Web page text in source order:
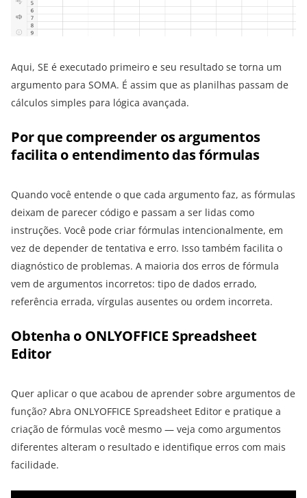
Aqui, SE é executado primeiro e seu resultado se torna um
argumento para SOMA. É assim que as planilhas passam de
cálculos simples para lógica avançada.
Por que compreender os argumentos
facilita o entendimento das fórmulas
Quando você entende o que cada argumento faz, as fórmulas
deixam de parecer código e passam a ser lidas como
instruções. Você pode criar fórmulas intencionalmente, em
vez de depender de tentativa e erro. Isso também facilita o
diagnóstico de problemas. A maioria dos erros de fórmula
vem de argumentos incorretos: tipo de dados errado,
referência errada, vírgulas ausentes ou ordem incorreta.
Obtenha o ONLYOFFICE Spreadsheet
Editor
Quer aplicar o que acabou de aprender sobre argumentos de
função? Abra ONLYOFFICE Spreadsheet Editor e pratique a
criação de fórmulas você mesmo — veja como argumentos
diferentes alteram o resultado e identifique erros com mais
facilidade.